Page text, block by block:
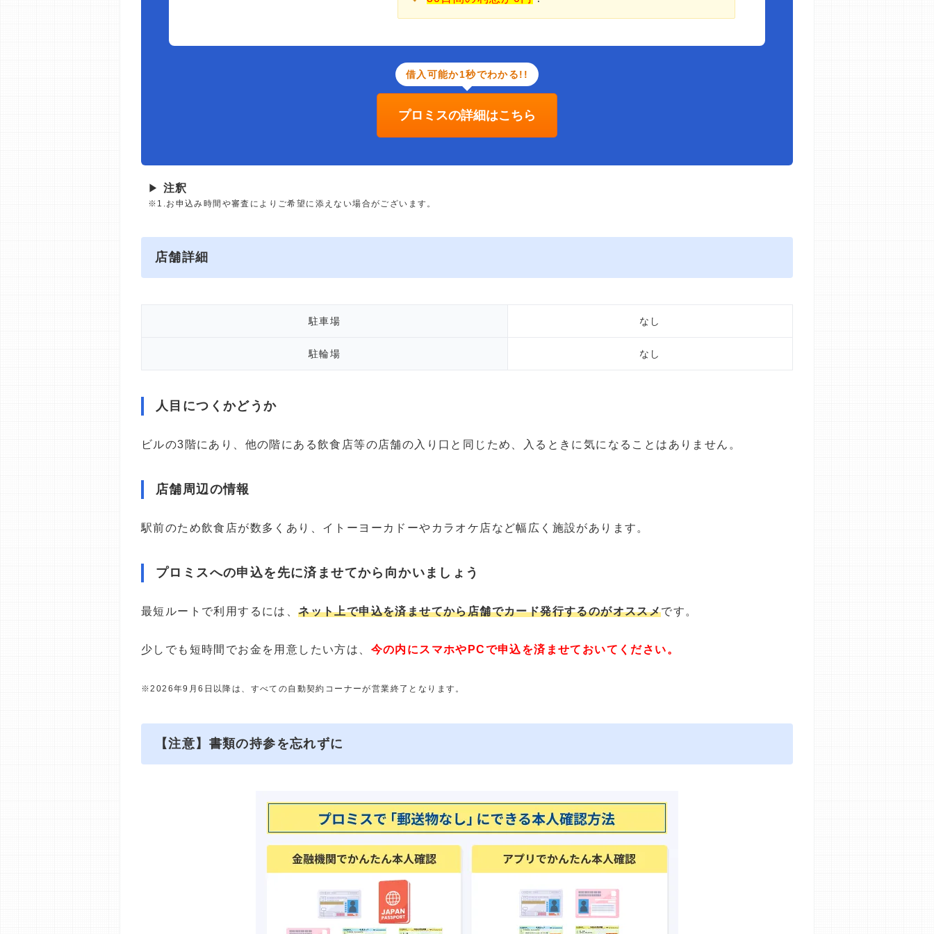
借入可能か1秒でわかる!!
プロミスの詳細はこちら
▶ 注釈
※1.お申込み時間や審査によりご希望に添えない場合がございます。
店舗詳細
駐車場 なし
駐輪場 なし
人目につくかどうか
ビルの3階にあり、他の階にある飲食店等の店舗の入り口と同じため、入るときに気になることはありません。
店舗周辺の情報
駅前のため飲食店が数多くあり、イトーヨーカドーやカラオケ店など幅広く施設があります。
プロミスへの申込を先に済ませてから向かいましょう
最短ルートで利用するには、ネット上で申込を済ませてから店舗でカード発行するのがオススメです。
少しでも短時間でお金を用意したい方は、 今の内にスマホやPCで申込を済ませておいてください。
※2026年9月6日以降は、すべての自動契約コーナーが営業終了となります。
【注意】書類の持参を忘れずに